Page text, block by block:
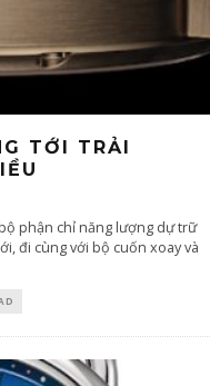
TỚI TRẢI
phận chỉ năng lượng dự trữ
đi cùng với bộ cuốn xoay và